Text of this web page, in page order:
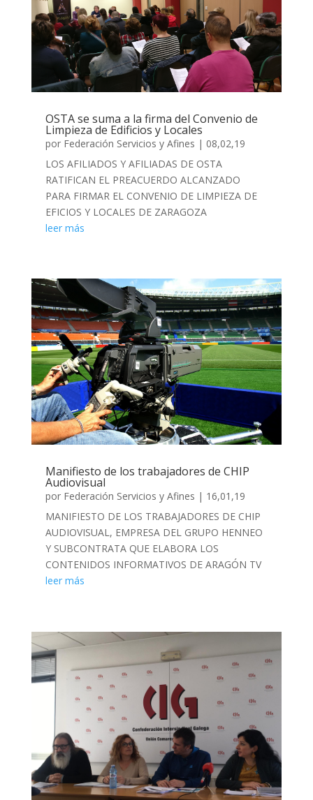
OSTA se suma a la firma del Convenio de
Limpieza de Edificios y Locales
por Federación Servicios y Afines | 08,02,19
LOS AFILIADOS Y AFILIADAS DE OSTA
RATIFICAN EL PREACUERDO ALCANZADO
PARA FIRMAR EL CONVENIO DE LIMPIEZA DE
EFICIOS Y LOCALES DE ZARAGOZA
leer más
Manifiesto de los trabajadores de CHIP
Audiovisual
por Federación Servicios y Afines | 16,01,19
MANIFIESTO DE LOS TRABAJADORES DE CHIP
AUDIOVISUAL, EMPRESA DEL GRUPO HENNEO
Y SUBCONTRATA QUE ELABORA LOS
CONTENIDOS INFORMATIVOS DE ARAGÓN TV
leer más